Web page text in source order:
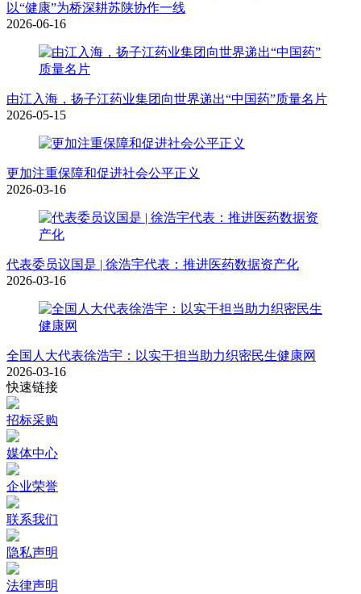
以“健康”为桥深耕苏陕协作一线
2026-06-16
由江入海，扬子江药业集团向世界递出“中国药”质量名片
2026-05-15
更加注重保障和促进社会公平正义
2026-03-16
代表委员议国是 | 徐浩宇代表：推进医药数据资产化
2026-03-16
全国人大代表徐浩宇：以实干担当助力织密民生健康网
2026-03-16
快速链接
招标采购
媒体中心
企业荣誉
联系我们
隐私声明
法律声明